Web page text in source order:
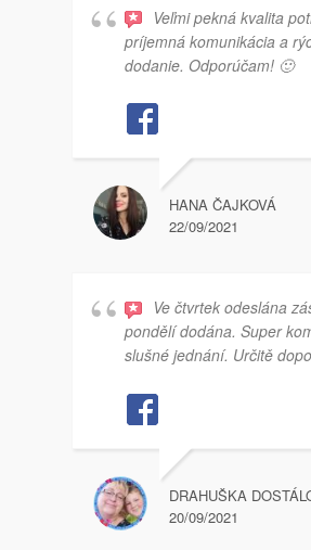
Veľmi pekná kvalita
príjemná komunikácia a
dodanie. Odporúčam! 🙂
HANA ČAJKOVÁ
22/09/2021
Ve čtvrtek odeslána
pondělí dodána. Super
slušné jednání. Určitě
DRAHUŠKA
20/09/2021